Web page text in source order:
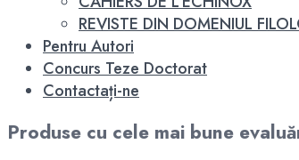
REVISTE DIN DOMENIUL
Pentru Autori
Concurs Teze Doctorat
Contactați-ne
Produse cu cele mai bune